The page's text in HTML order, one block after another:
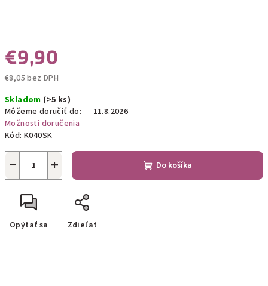
€9,90
€8,05 bez DPH
cena:
Skladom (>5 ks)
Môžeme doručiť do:
11.8.2026
Možnosti doručenia
Kód: K040SK
+
− Do košíka
Opýtať sa Zdieľať